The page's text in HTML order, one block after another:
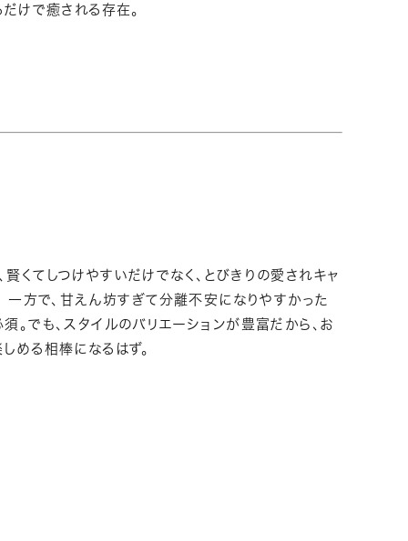
けで癒される存在。
てしつけやすいだけでなく、とびきりの愛されキャ
一方で、甘えん坊すぎて分離不安になりやすかった
でも、スタイルのバリエーションが豊富だから、お
める相棒になるはず。